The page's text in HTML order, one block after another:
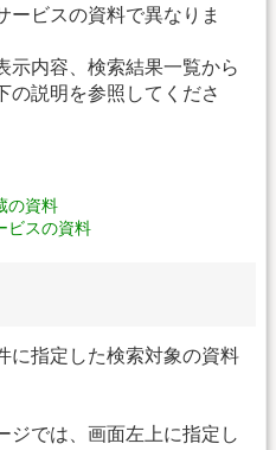
ービスの資料で異なりま
示内容、検索結果一覧から
の説明を参照してくださ
の資料
ビスの資料
に指定した検索対象の資料
ジでは、画面左上に指定し